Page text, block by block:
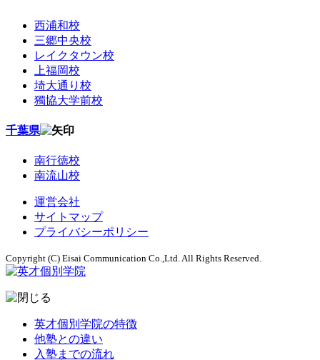
西浦和校
三郷中央校
レイクタウン校
上福岡校
埼大通り校
獨協大学前校
千葉県
南行徳校
南流山校
運営会社
サイトマップ
プライバシーポリシー
Copyright (C) Eisai Communication Co.,Ltd. All Rights Reserved.
英才個別学院の特徴
他塾との違い
入塾までの流れ